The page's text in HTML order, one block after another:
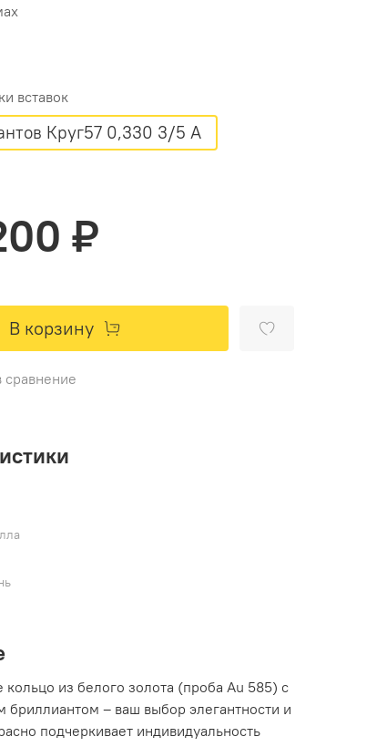
вставок
Круг57 0,330 3/5 А
₽
В корзину
сравнение
кольцо из белого золота (проба Au 585) с
бриллиантом – ваш выбор элегантности и
подчеркивает индивидуальность